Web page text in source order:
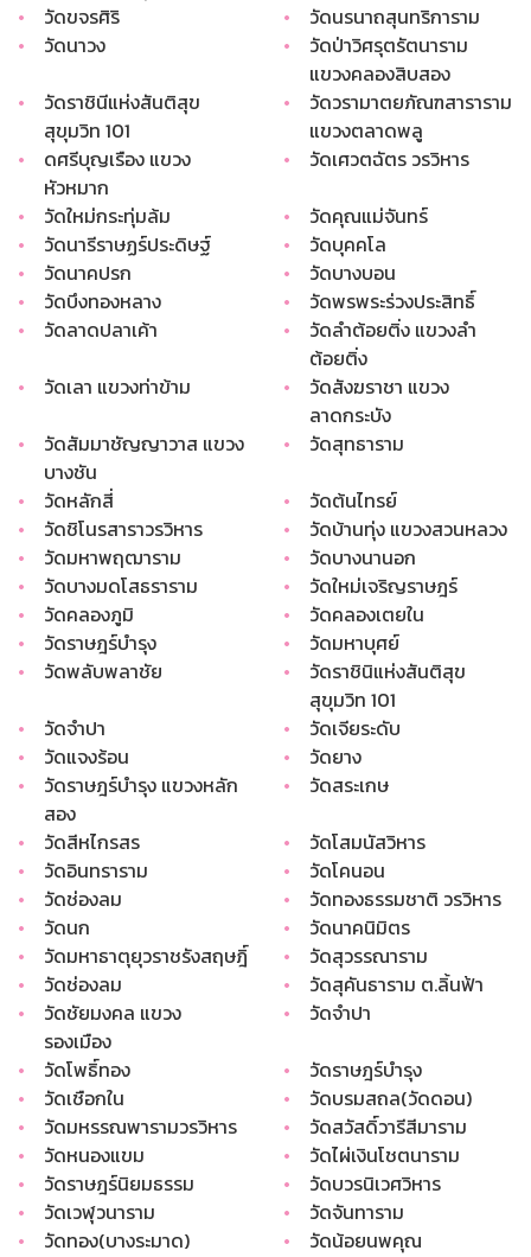
•
วัดขจรศิริ •
วัดนรนาถสุนทริการาม
•
วัดนาวง •
วัดป่าวิศรุตรัตนาราม
แขวงคลองสิบสอง
•
วัดราชินีแห่งสันติสุข
สุขุมวิท 101
•
วัดวรามาตยภัณฑสาราราม
แขวงตลาดพลู
•
ดศรีบุญเรือง แขวง
หัวหมาก
•
วัดเศวตฉัตร วรวิหาร
•
วัดใหม่กระทุ่มล้ม •
วัดคุณแม่จันทร์
•
วัดนารีราษฏร์ประดิษฐ์ •
วัดบุคคโล
•
วัดนาคปรก •
วัดบางบอน
•
วัดบึงทองหลาง •
วัดพรพระร่วงประสิทธิ์
•
วัดลาดปลาเค้า •
วัดลำต้อยติ่ง แขวงลำ
ต้อยติ่ง
•
วัดเลา แขวงท่าข้าม •
วัดสังฆราชา แขวง
ลาดกระบัง
•
วัดสัมมาชัญญาวาส แขวง
บางชัน
•
วัดสุทธาราม
•
วัดหลักสี่ •
วัดต้นไทรย์
•
วัดชิโนรสาราวรวิหาร •
วัดบ้านทุ่ง แขวงสวนหลวง
•
วัดมหาพฤฒาราม •
วัดบางนานอก
•
วัดบางมดโสธราราม •
วัดใหม่เจริญราษฎร์
•
วัดคลองภูมิ •
วัดคลองเตยใน
•
วัดราษฎร์บำรุง •
วัดมหาบุศย์
•
วัดพลับพลาชัย •
วัดราชินิแห่งสันติสุข
สุขุมวิท 101
•
วัดจำปา •
วัดเจียระดับ
•
วัดแจงร้อน •
วัดยาง
•
วัดราษฎร์บำรุง แขวงหลัก
สอง
•
วัดสระเกษ
•
วัดสีหไกรสร •
วัดโสมนัสวิหาร
•
วัดอินทราราม •
วัดโคนอน
•
วัดช่องลม •
วัดทองธรรมชาติ วรวิหาร
•
วัดนก •
วัดนาคนิมิตร
•
วัดมหาธาตุยุวราชรังสฤษฎิ์ •
วัดสุวรรณาราม
•
วัดช่องลม •
วัดสุคันธาราม ต.ลิ้นฟ้า
•
วัดชัยมงคล แขวง
รองเมือง
•
วัดจำปา
•
วัดโพธิ์ทอง •
วัดราษฎร์บำรุง
•
วัดเชือกใน •
วัดบรมสถล(วัดดอน)
•
วัดมหรรณพารามวรวิหาร •
วัดสวัสดิ์วารีสีมาราม
•
วัดหนองแขม •
วัดไผ่เงินโชตนาราม
•
วัดราษฎร์นิยมธรรม •
วัดบวรนิเวศวิหาร
•
วัดเวฬุวนาราม •
วัดจันทาราม
•
วัดทอง(บางระมาด) • วัดน้อยนพคุณ